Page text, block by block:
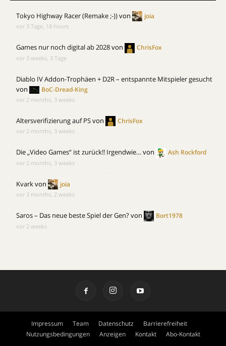
Tokyo Highway Racer (Remake ;-))von joia
vor 3 Tage, 18 hours
Games nur noch digital ab 2028von ChrisFox
vor 3 weeks, 3 Tage
Diablo IV Addon-Trophäen + D2R – entspannte Mitspieler gesucht
von
BoC-Dread-King
vor 2 months, 3 weeks
Altersverifizierung auf PSvon ChrisFox
vor 2 months, 3 weeks
Die „Video Games“ ist zurück!! Irgendwie…von Ash Rockford
vor 2 months, 3 weeks
Kvarkvon joia
vor 3 months, 2 weeks
Saros – Das neue beste Spiel der Gen?von Bort1978
vor 2 weeks
Impressum Team Datenschutz
Barrierefreiheit
Nutzungsbedingungen
Anzeigen Kontakt Abo-Kontakt